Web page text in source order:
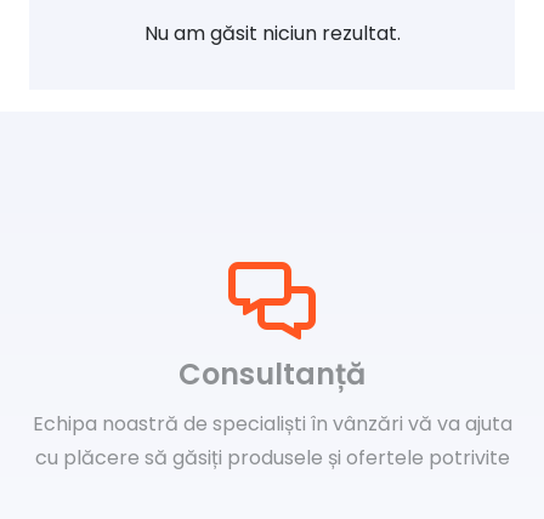
Nu am găsit niciun rezultat.
Consultanță
Echipa noastră de specialiști în vânzări vă va ajuta
cu plăcere să găsiți produsele și ofertele potrivite